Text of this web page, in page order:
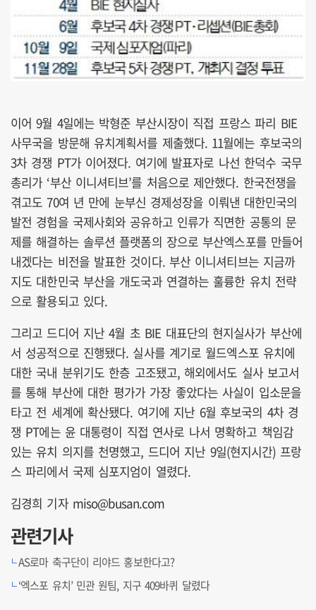
이어 9월 4일에는 박형준 부산시장이 직접 프랑스 파리 BIE
사무국을 방문해 유치계획서를 제출했다. 11월에는 후보국의
3차 경쟁 PT가 이어졌다. 여기에 발표자로 나선 한덕수 국무
총리가 ‘부산 이니셔티브’를 처음으로 제안했다. 한국전쟁을
겪고도 70여 년 만에 눈부신 경제성장을 이뤄낸 대한민국의
발전 경험을 국제사회와 공유하고 인류가 직면한 공통의 문
제를 해결하는 솔루션 플랫폼의 장으로 부산엑스포를 만들어
내겠다는 비전을 발표한 것이다. 부산 이니셔티브는 지금까
지도 대한민국 부산을 개도국과 연결하는 훌륭한 유치 전략
으로 활용되고 있다.
그리고 드디어 지난 4월 초 BIE 대표단의 현지실사가 부산에
서 성공적으로 진행됐다. 실사를 계기로 월드엑스포 유치에
대한 국내 분위기도 한층 고조됐고, 해외에서도 실사 보고서
를 통해 부산에 대한 평가가 가장 좋았다는 사실이 입소문을
타고 전 세계에 확산됐다. 여기에 지난 6월 후보국의 4차 경
쟁 PT에는 윤 대통령이 직접 연사로 나서 명확하고 책임감
있는 유치 의지를 천명했고, 드디어 지난 9일(현지시간) 프랑
스 파리에서 국제 심포지엄이 열렸다.
김경희 기자 miso@busan.com
관련기사
AS로마 축구단이 리야드 홍보한다고?
‘엑스포 유치’ 민관 원팀, 지구 409바퀴 달렸다